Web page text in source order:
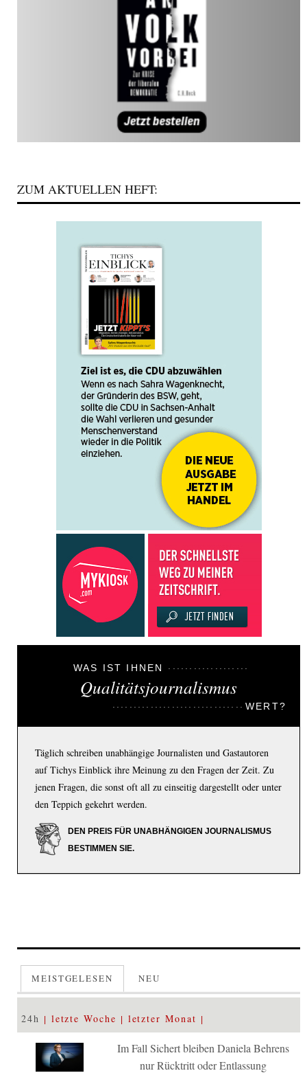
ZUM AKTUELLEN HEFT:
WAS IST IHNEN
Qualitätsjournalismus
WERT?
Täglich schreiben unabhängige Journalisten und Gastautoren
auf Tichys Einblick ihre Meinung zu den Fragen der Zeit. Zu
jenen Fragen, die sonst oft all zu einseitig dargestellt oder unter
den Teppich gekehrt werden.
DEN PREIS FÜR UNABHÄNGIGEN JOURNALISMUS
BESTIMMEN SIE.
MEISTGELESEN NEU
24h letzte Woche letzter Monat
Im Fall Sichert bleiben Daniela Behrens
nur Rücktritt oder Entlassung